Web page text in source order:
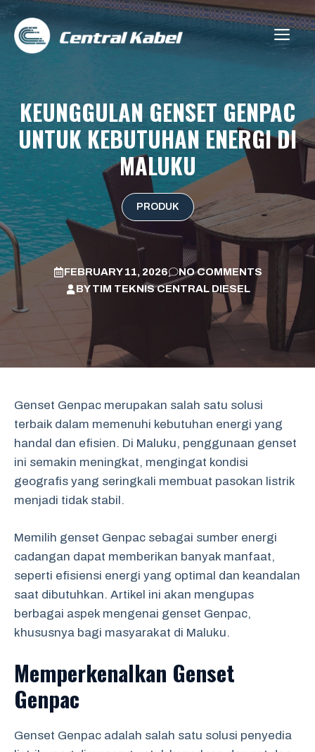
Skip
content
KEUNGGULAN GENSET GENPAC
UNTUK KEBUTUHAN ENERGI DI
MALUKU
PRODUK
FEBRUARY 11, 2026
NO COMMENTS
BYTIM TEKNIS CENTRAL DIESEL
Genset Genpac merupakan salah satu solusi
terbaik dalam memenuhi kebutuhan energi yang
handal dan efisien. Di Maluku, penggunaan genset
ini semakin meningkat, mengingat kondisi
geografis yang seringkali membuat pasokan listrik
menjadi tidak stabil.
Memilih genset Genpac sebagai sumber energi
cadangan dapat memberikan banyak manfaat,
seperti efisiensi energi yang optimal dan keandalan
saat dibutuhkan. Artikel ini akan mengupas
berbagai aspek mengenai genset Genpac,
khususnya bagi masyarakat di Maluku.
Memperkenalkan Genset
Genpac
Genset Genpac adalah salah satu solusi penyedia